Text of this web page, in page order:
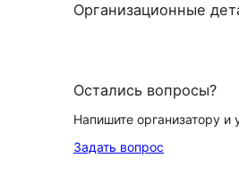
Организационные
Остались вопросы?
Напишите организатору и
Задать вопрос